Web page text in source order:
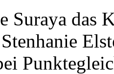
Suraya das